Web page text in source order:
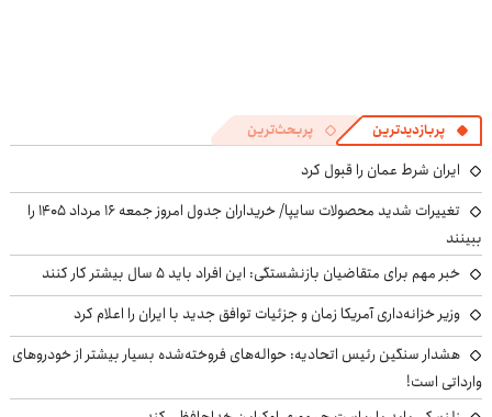
پربازدیدترین پربحث‌ترین
ایران شرط عمان را قبول کرد
تغییرات شدید محصولات سایپا/ خریداران جدول امروز جمعه ۱۶ مرداد ۱۴۰۵ را
ببینند
خبر مهم برای متقاضیان بازنشستگی: این افراد باید ۵ سال بیشتر کار کنند
وزیر خزانه‌داری آمریکا زمان و جزئیات توافق جدید با ایران را اعلام کرد
هشدار سنگین رئیس اتحادیه: حواله‌های فروخته‌شده بسیار بیشتر از خودروهای
وارداتی است!